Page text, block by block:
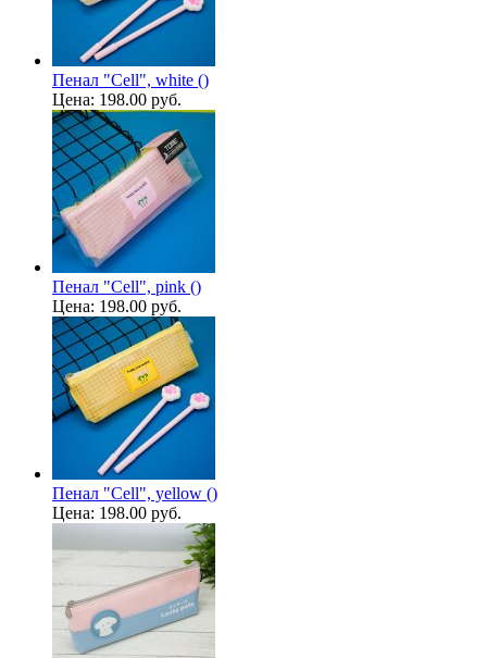
Пенал "Cell", white ()
Цена: 198.00 руб.
Пенал "Cell", pink ()
Цена: 198.00 руб.
Пенал "Cell", yellow ()
Цена: 198.00 руб.